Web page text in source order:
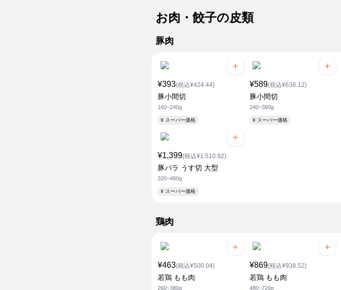
お肉・餃子の皮類
豚肉
¥393(税込¥424.44)
豚小間切
160~240g
¥ スーパー価格
¥589(税込¥636.12)
豚小間切
240~360g
¥ スーパー価格
¥1,399(税込¥1,510.92)
豚バラ うす切 大型
320~480g
¥ スーパー価格
鶏肉
¥463(税込¥500.04)
若鶏 もも肉
260~380g
¥869(税込¥938.52)
若鶏 もも肉
480~720g